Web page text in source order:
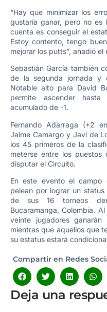
“Hay que minimizar los
gustaría ganar, pero no es
cuenta es conseguir el
Estoy contento, tengo
mejorar los putts”, añadió el
Sebastián García también
de la segunda jornada y
Notable alto para David
permite ascender
acumulado de -1.
Fernando Adarraga (+2
Jaime Camargo y Javi de
los 45 primeros de la
meterse entre los puestos
disputar el Circuito.
En este evento el campo
pelean por lograr un
de sus 16 torneos
Bucaramanga, Colombia.
veinte jugadores
mientras que aquellos que
su estatus estará
Compartir en Redes
Deja una